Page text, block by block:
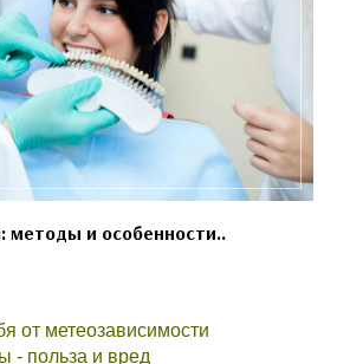
методы и особенности..
от метеозависимости
- польза и вред